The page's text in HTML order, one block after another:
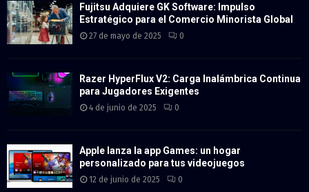
Fujitsu Adquiere GK Software: Impulso
Estratégico para el Comercio Minorista Global
27 de mayo de 2025 0
Razer HyperFlux V2: Carga Inalámbrica Continua
para Jugadores Exigentes
4 de junio de 2025 0
Apple lanza la app Games: un hogar
personalizado para tus videojuegos
12 de junio de 2025 0